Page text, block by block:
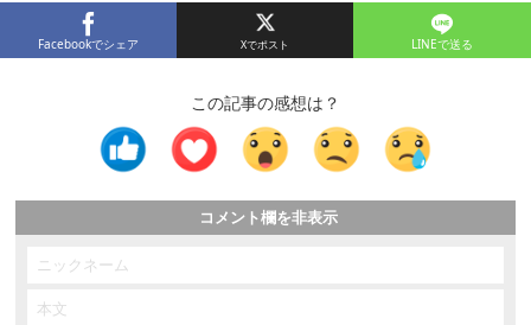
Facebookでシェア LINEで送る
この記事の感想は？
コメント欄を非表示